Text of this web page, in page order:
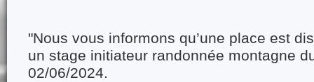
"Nous vous informons qu’une place est
un stage initiateur randonnée montagne
02/06/2024.